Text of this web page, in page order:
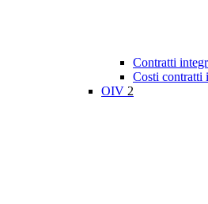
Contratti
Costi contratti
OIV 2